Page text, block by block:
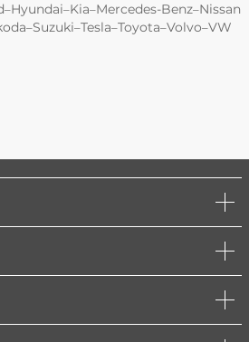
–Hyundai–Kia–Mercedes-Benz–Nissan
–Suzuki–Tesla–Toyota–Volvo–VW